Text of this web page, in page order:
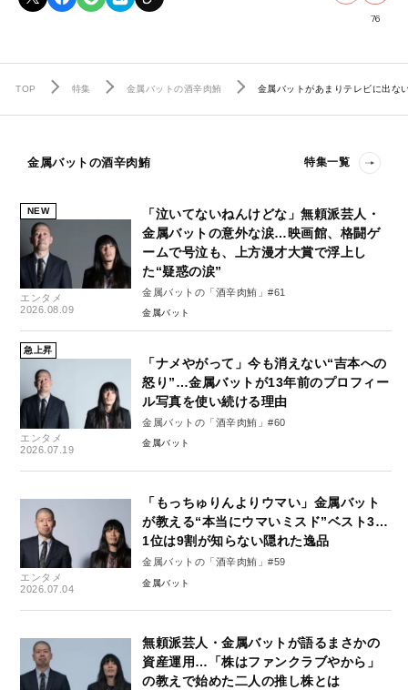
76
TOP 特集 金属バットの酒辛肉鮪 金属バットがあまりテレビに出な
金属バットの酒辛肉鮪 特集一覧
NEW
エンタメ
2026.08.09
「泣いてないねんけどな」無頼派芸人・
金属バットの意外な涙…映画館、格闘ゲ
ームで号泣も、上方漫才大賞で浮上し
た“疑惑の涙”
金属バットの「酒辛肉鮪」#61
金属バット
急上昇
エンタメ
2026.07.19
「ナメやがって」今も消えない“吉本への
怒り”…金属バットが13年前のプロフィー
ル写真を使い続ける理由
金属バットの「酒辛肉鮪」#60
金属バット
エンタメ
2026.07.04
「もっちゅりんよりウマい」金属バット
が教える“本当にウマいミスド”ベスト3…
1位は9割が知らない隠れた逸品
金属バットの「酒辛肉鮪」#59
金属バット
無頼派芸人・金属バットが語るまさかの
資産運用…「株はファンクラブやから」
の教えで始めた二人の推し株とは